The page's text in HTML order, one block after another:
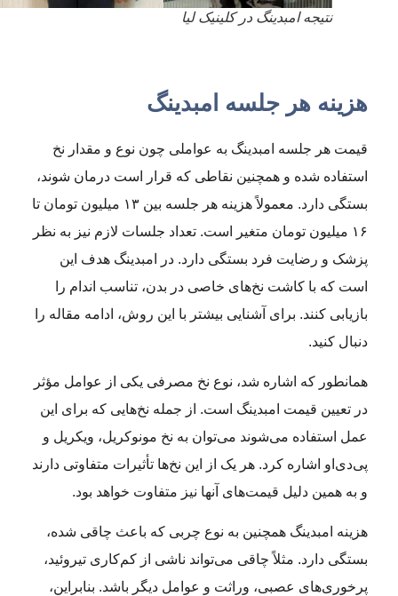
نتیجه امبدینگ در کلینیک لیا
هزینه هر جلسه امبدینگ
قیمت هر جلسه امبدینگ به عواملی چون نوع و مقدار نخ
استفاده شده و همچنین نقاطی که قرار است درمان شوند،
بستگی دارد. معمولاً هزینه هر جلسه بین ۱۳ میلیون تومان تا
۱۶ میلیون تومان متغیر است. تعداد جلسات لازم نیز به نظر
پزشک و رضایت فرد بستگی دارد. در امبدینگ هدف این
است که با کاشت نخ‌های خاصی در بدن، تناسب اندام را
بازیابی کنند. برای آشنایی بیشتر با این روش، ادامه مقاله را
دنبال کنید.
همانطور که اشاره شد، نوع نخ مصرفی یکی از عوامل مؤثر
در تعیین قیمت امبدینگ است. از جمله نخ‌هایی که برای این
عمل استفاده می‌شوند می‌توان به نخ مونوکریل، ویکریل و
پی‌دی‌او اشاره کرد. هر یک از این نخ‌ها تأثیرات متفاوتی دارند
و به همین دلیل قیمت‌های آنها نیز متفاوت خواهد بود.
هزینه امبدینگ همچنین به نوع چربی که باعث چاقی شده،
بستگی دارد. مثلاً چاقی می‌تواند ناشی از کم‌کاری تیروئید،
پرخوری‌های عصبی، وراثت و عوامل دیگر باشد. بنابراین،